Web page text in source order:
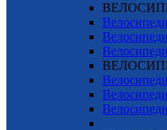
Велосипеди